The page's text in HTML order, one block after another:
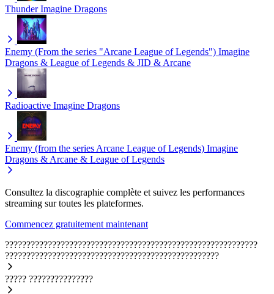
Thunder Imagine Dragons
Enemy (From the series "Arcane League of Legends") Imagine
Dragons & League of Legends & JID & Arcane
Radioactive Imagine Dragons
Enemy (from the series Arcane League of Legends) Imagine
Dragons & Arcane & League of Legends
Consultez la discographie complète et suivez les performances
streaming sur toutes les plateformes.
Commencez gratuitement maintenant
???????????????????????????????????????????????????????????
??????????????????????????????????????????????????
????? ???????????????